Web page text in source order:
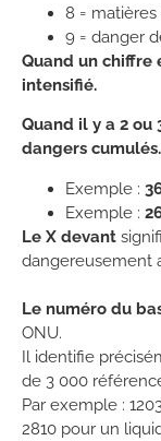
8 =
9 = danger
Quand un chiffre
intensifié.
Quand il y a 2 ou
dangers cumulés.
Exemple :
Exemple :
Le X devant
dangereusement
Le numéro du
ONU.
Il identifie
de 3 000
Par exemple :
2810 pour un